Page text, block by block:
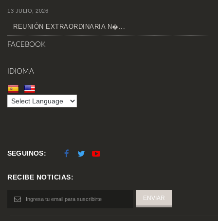
13 JULIO, 2026
REUNIÓN EXTRAORDINARIA N�...
FACEBOOK
IDIOMA
SEGUINOS:
RECIBE NOTICIAS: